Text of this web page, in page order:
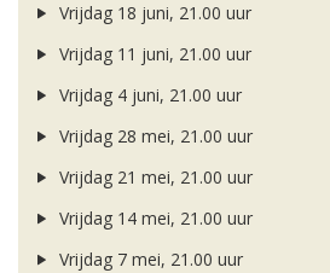
Vrijdag 18 juni, 21.00 uur
Vrijdag 11 juni, 21.00 uur
Vrijdag 4 juni, 21.00 uur
Vrijdag 28 mei, 21.00 uur
Vrijdag 21 mei, 21.00 uur
Vrijdag 14 mei, 21.00 uur
Vrijdag 7 mei, 21.00 uur